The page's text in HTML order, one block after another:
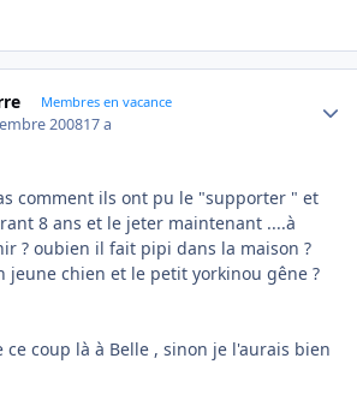
Membres en vacance
200817 a
comment ils ont pu le "supporter " et
8 ans et le jeter maintenant ....à
? oubien il fait pipi dans la maison ?
jeune chien et le petit yorkinou gêne ?
ce coup là à Belle , sinon je l'aurais bien